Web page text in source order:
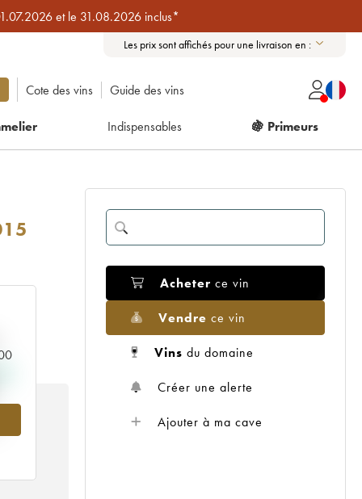
et le 31.08.2026 inclus*
Les prix sont affichés pour une livraison en :
Cote des vins Guide des vins
Indispensables 🍇 Primeurs
Acheter ce vin
Vendre ce vin
Vins du domaine
Créer une alerte
Ajouter à ma cave